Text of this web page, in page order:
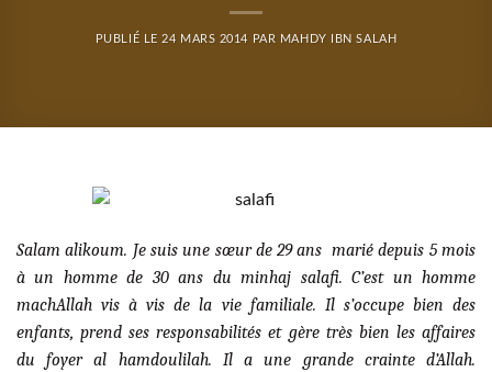
PUBLIÉ LE 24 MARS 2014 PAR MAHDY IBN SALAH
Salam alikoum. Je suis une sœur de 29 ans marié depuis 5 mois
à un homme de 30 ans du minhaj salafi. C’est un homme
machAllah vis à vis de la vie familiale. Il s’occupe bien des
enfants, prend ses responsabilités et gère très bien les affaires
du foyer al hamdoulilah. Il a une grande crainte d’Allah.